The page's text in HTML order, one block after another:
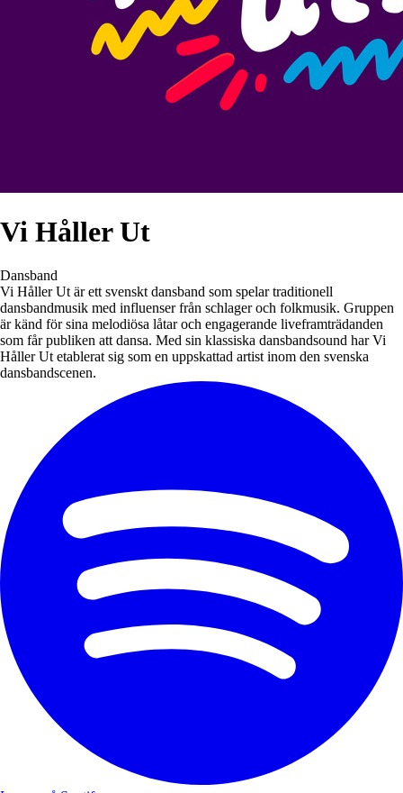
Vi Håller Ut
Dansband
Vi Håller Ut är ett svenskt dansband som spelar traditionell
dansbandmusik med influenser från schlager och folkmusik. Gruppen
är känd för sina melodiösa låtar och engagerande liveframträdanden
som får publiken att dansa. Med sin klassiska dansbandsound har Vi
Håller Ut etablerat sig som en uppskattad artist inom den svenska
dansbandscenen.